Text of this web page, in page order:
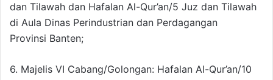
dan Tilawah dan Hafalan Al-Qur’an/5 Juz dan Tilawah
di Aula Dinas Perindustrian dan Perdagangan
Provinsi Banten;
6. Majelis VI Cabang/Golongan: Hafalan Al-Qur’an/10